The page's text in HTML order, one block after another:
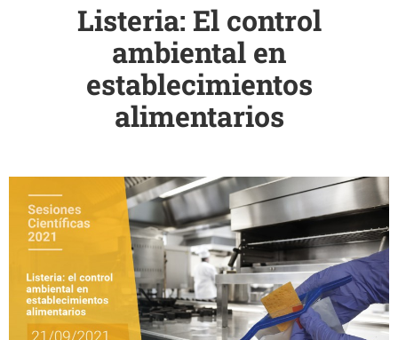
Listeria: El control
ambiental en
establecimientos
alimentarios